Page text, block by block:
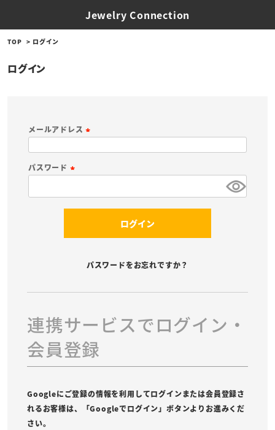
Jewelry Connection
TOP ログイン
ログイン
メールアドレス
須
パスワード
ログイン
パスワードをお忘れですか？
連携サービスでログイン・
会員登録
Googleにご登録の情報を利用してログインまたは会員登録さ
れるお客様は、「Googleでログイン」ボタンよりお進みくだ
さい。